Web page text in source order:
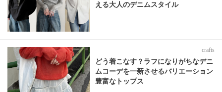
える大人のデニムスタイル
crafts
どう着こなす？ラフになりがちなデニ
ムコーデを一新させるバリエーション
豊富なトップス